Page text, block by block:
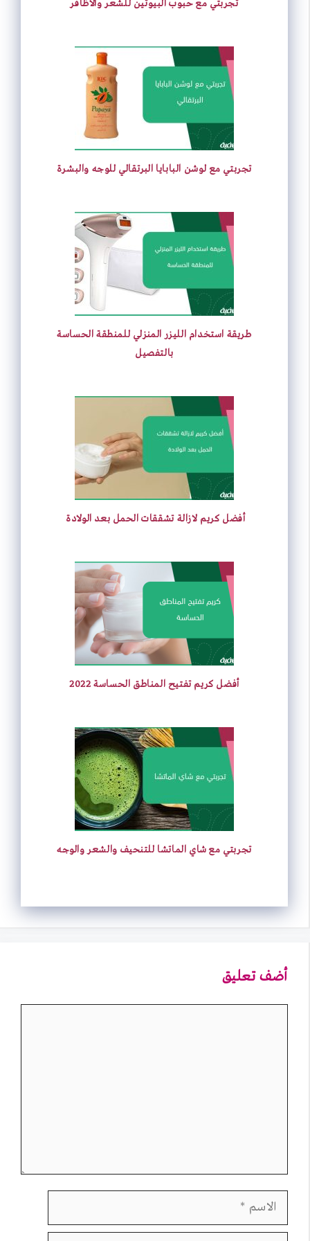
t
تجربتي مع حبوب البيوتين للشعر والأظافر
تجربتي مع لوشن البابايا البرتقالي للوجه والبشرة
طريقة استخدام الليزر المنزلي للمنطقة الحساسة
بالتفصيل
أفضل كريم لازالة تشققات الحمل بعد الولادة
أفضل كريم تفتيح المناطق الحساسة 2022
تجربتي مع شاي الماتشا للتنحيف والشعر والوجه
أضف تعليق
الاسم